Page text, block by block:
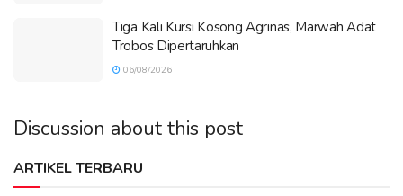
Tiga Kali Kursi Kosong Agrinas, Marwah Adat
Trobos Dipertaruhkan
06/08/2026
Discussion about this post
ARTIKEL TERBARU